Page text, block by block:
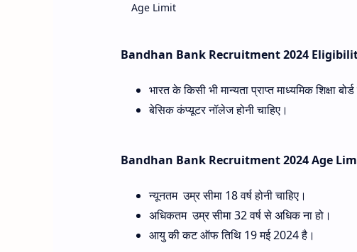
Age Limit
Bandhan Bank Recruitment 2024
भारत के किसी भी मान्यता प्राप्त माध्यमिक शिक्षा
बेसिक कंप्यूटर नॉलेज होनी चाहिए।
Bandhan Bank Recruitment 2024 Age
न्यूनतम उम्र सीमा 18 वर्ष होनी चाहिए।
अधिकतम उम्र सीमा 32 वर्ष से अधिक ना हो।
आयु की कट ऑफ तिथि 19 मई 2024 है।